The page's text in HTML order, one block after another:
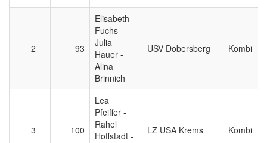
2 93
Elisabeth
Fuchs -
Julia
Hauer -
Alina
Brinnich
USV Dobersberg Kombi
3 100
Lea
Pfeiffer -
Rahel
Hoffstadt -
LZ USA Krems Kombi